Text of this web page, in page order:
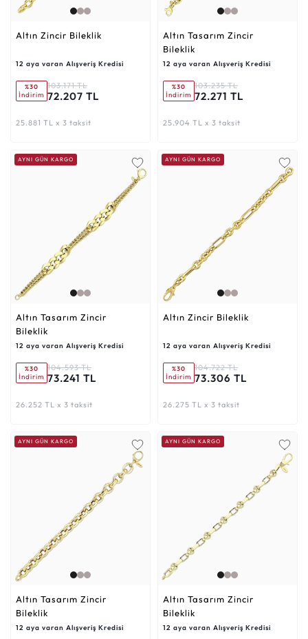
Altın Zincir Bileklik
12 aya varan Alışveriş Kredisi
%30
İndirim
103.171 TL
72.207 TL
25.881 TL x 3 taksit
Altın Tasarım Zincir
Bileklik
12 aya varan Alışveriş Kredisi
%30
İndirim
103.235 TL
72.271 TL
25.904 TL x 3 taksit
AYNI GÜN KARGO
Altın Tasarım Zincir
Bileklik
12 aya varan Alışveriş Kredisi
%30
İndirim
104.593 TL
73.241 TL
26.252 TL x 3 taksit
AYNI GÜN KARGO
Altın Zincir Bileklik
12 aya varan Alışveriş Kredisi
%30
İndirim
104.722 TL
73.306 TL
26.275 TL x 3 taksit
AYNI GÜN KARGO
Altın Tasarım Zincir
Bileklik
12 aya varan Alışveriş Kredisi
AYNI GÜN KARGO
Altın Tasarım Zincir
Bileklik
12 aya varan Alışveriş Kredisi